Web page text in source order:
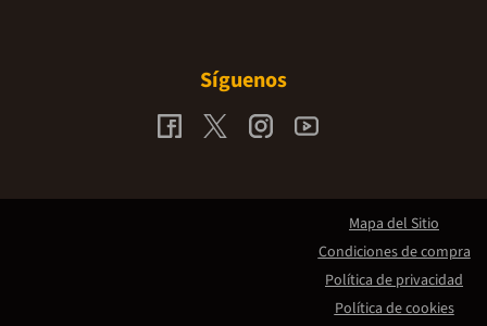
Síguenos
Mapa del Sitio
Condiciones de compra
Política de privacidad
Política de cookies